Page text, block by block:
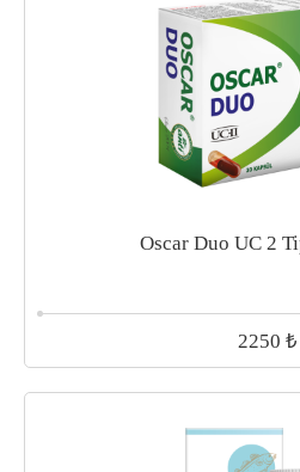
Oscar Duo UC 2
2250 ₺